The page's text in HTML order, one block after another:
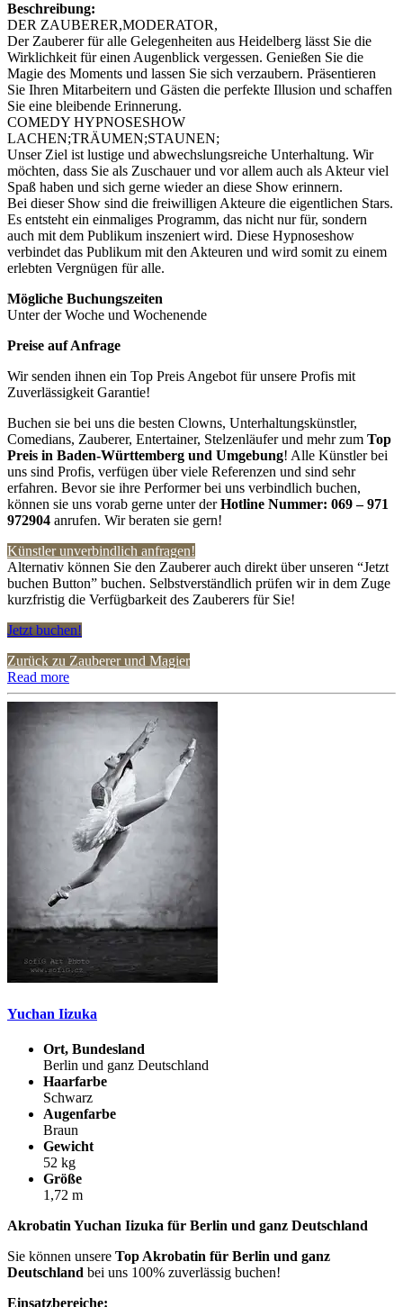
Beschreibung:
DER ZAUBERER,MODERATOR,
Der Zauberer für alle Gelegenheiten aus Heidelberg lässt Sie die
Wirklichkeit für einen Augenblick vergessen. Genießen Sie die
Magie des Moments und lassen Sie sich verzaubern. Präsentieren
Sie Ihren Mitarbeitern und Gästen die perfekte Illusion und schaffen
Sie eine bleibende Erinnerung.
COMEDY HYPNOSESHOW
LACHEN;TRÄUMEN;STAUNEN;
Unser Ziel ist lustige und abwechslungsreiche Unterhaltung. Wir
möchten, dass Sie als Zuschauer und vor allem auch als Akteur viel
Spaß haben und sich gerne wieder an diese Show erinnern.
Bei dieser Show sind die freiwilligen Akteure die eigentlichen Stars.
Es entsteht ein einmaliges Programm, das nicht nur für, sondern
auch mit dem Publikum inszeniert wird. Diese Hypnoseshow
verbindet das Publikum mit den Akteuren und wird somit zu einem
erlebten Vergnügen für alle.
Mögliche Buchungszeiten
Unter der Woche und Wochenende
Preise auf Anfrage
Wir senden ihnen ein Top Preis Angebot für unsere Profis mit
Zuverlässigkeit Garantie!
Buchen sie bei uns die besten Clowns, Unterhaltungskünstler,
Comedians, Zauberer, Entertainer, Stelzenläufer und mehr zum Top
Preis in Baden-Württemberg und Umgebung! Alle Künstler bei
uns sind Profis, verfügen über viele Referenzen und sind sehr
erfahren. Bevor sie ihre Performer bei uns verbindlich buchen,
können sie uns vorab gerne unter derHotline Nummer: 069 – 971
972904 anrufen. Wir beraten sie gern!
Künstler unverbindlich anfragen!
Alternativ können Sie den Zauberer auch direkt über unseren “Jetzt
buchen Button” buchen. Selbstverständlich prüfen wir in dem Zuge
kurzfristig die Verfügbarkeit des Zauberers für Sie!
Jetzt buchen!
Zurück zu Zauberer und Magier
Read more
Yuchan Iizuka
Ort, Bundesland
Berlin und ganz Deutschland
Haarfarbe
Schwarz
Augenfarbe
Braun
Gewicht
52 kg
Größe
1,72 m
Akrobatin Yuchan Iizuka für Berlin und ganz Deutschland
Sie können unsere Top Akrobatin für Berlin und ganz
Deutschland bei uns 100% zuverlässig buchen!
Einsatzbereiche: